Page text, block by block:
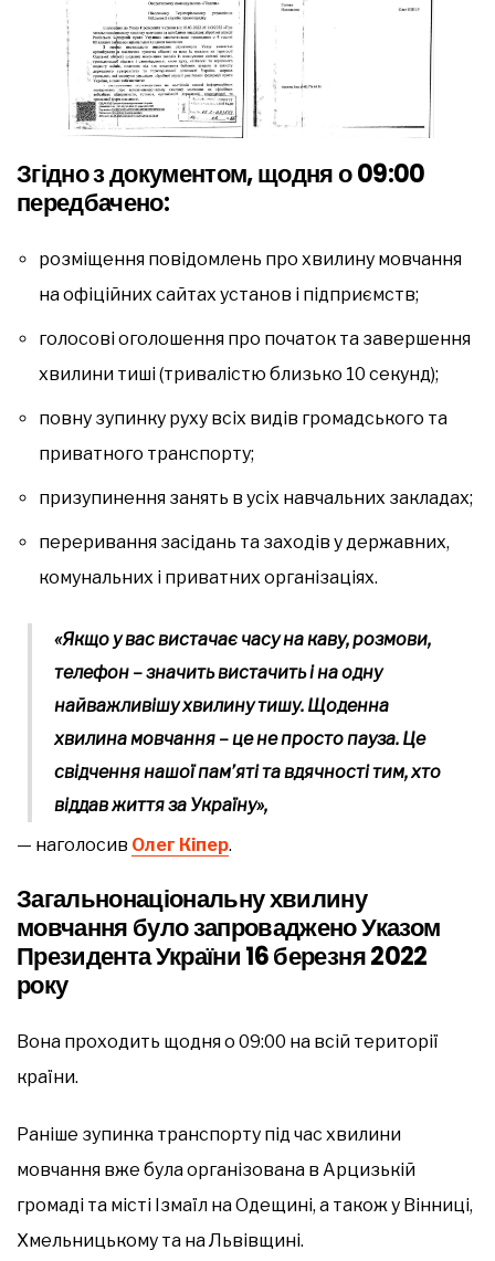
Згідно з документом, щодня о 09:00
передбачено:
розміщення повідомлень про хвилину мовчання
на офіційних сайтах установ і підприємств;
голосові оголошення про початок та завершення
хвилини тиші (тривалістю близько 10 секунд);
повну зупинку руху всіх видів громадського та
приватного транспорту;
призупинення занять в усіх навчальних закладах;
переривання засідань та заходів у державних,
комунальних і приватних організаціях.
«Якщо у вас вистачає часу на каву, розмови,
телефон – значить вистачить і на одну
найважливішу хвилину тишу. Щоденна
хвилина мовчання – це не просто пауза. Це
свідчення нашої пам’яті та вдячності тим, хто
віддав життя за Україну»,
— наголосив Олег Кіпер.
Загальнонаціональну хвилину
мовчання було запроваджено Указом
Президента України 16 березня 2022
року
Вона проходить щодня о 09:00 на всій території
країни.
Раніше зупинка транспорту під час хвилини
мовчання вже була організована в Арцизькій
громаді та місті Ізмаїл на Одещині, а також у Вінниці,
Хмельницькому та на Львівщині.